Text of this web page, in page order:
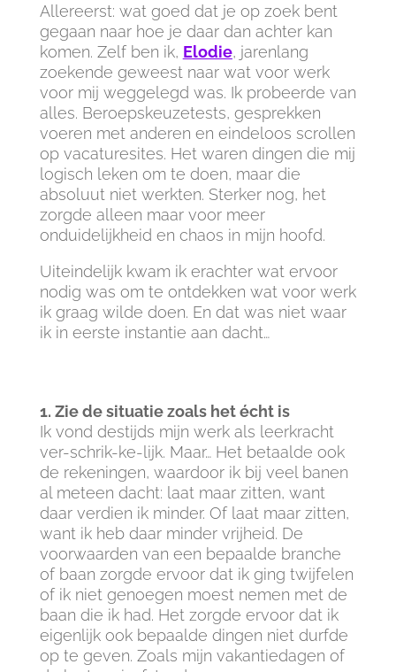
Allereerst: wat goed dat je op zoek bent
gegaan naar hoe je daar dan achter kan
komen. Zelf ben ik, Elodie, jarenlang
zoekende geweest naar wat voor werk
voor mij weggelegd was. Ik probeerde van
alles. Beroepskeuzetests, gesprekken
voeren met anderen en eindeloos scrollen
op vacaturesites. Het waren dingen die mij
logisch leken om te doen, maar die
absoluut niet werkten. Sterker nog, het
zorgde alleen maar voor meer
onduidelijkheid en chaos in mijn hoofd.
Uiteindelijk kwam ik erachter wat ervoor
nodig was om te ontdekken wat voor werk
ik graag wilde doen. En dat was niet waar
ik in eerste instantie aan dacht…
1. Zie de situatie zoals het écht is
Ik vond destijds mijn werk als leerkracht
ver-schrik-ke-lijk. Maar… Het betaalde ook
de rekeningen, waardoor ik bij veel banen
al meteen dacht: laat maar zitten, want
daar verdien ik minder. Of laat maar zitten,
want ik heb daar minder vrijheid. De
voorwaarden van een bepaalde branche
of baan zorgde ervoor dat ik ging twijfelen
of ik niet genoegen moest nemen met de
baan die ik had. Het zorgde ervoor dat ik
eigenlijk ook bepaalde dingen niet durfde
op te geven. Zoals mijn vakantiedagen of